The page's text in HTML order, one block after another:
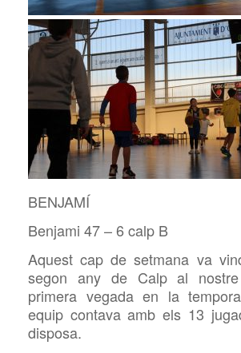
BENJAMÍ
Benjami 47 – 6 calp B
Aquest cap de setmana va
segon any de Calp al
primera vegada en la
equip contava amb els 13
disposa.